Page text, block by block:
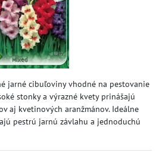
jarné cibuľoviny vhodné na pestovanie
stonky a výrazné kvety prinášajú
aj kvetinových aranžmánov. Ideálne
pestrú jarnú závlahu a jednoduchú